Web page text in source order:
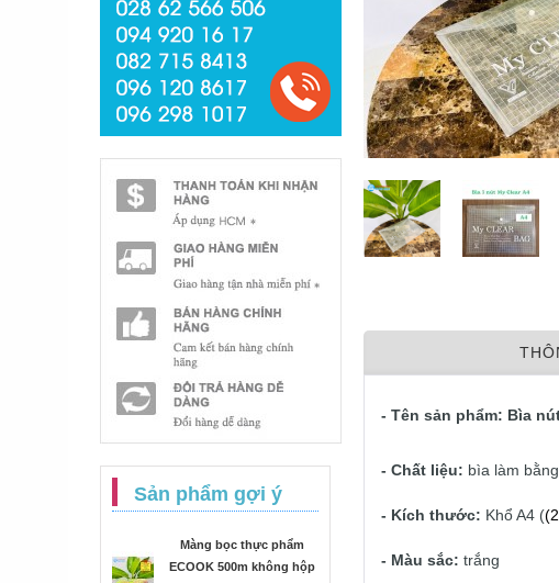
Sản phẩm gợi ý
Màng bọc thực phẩm
ECOOK 500m không hộp
- Tên sản phẩm: Bìa
- Chất liệu: bìa làm bằng
- Kích thước: Khổ A4 (
- Màu sắc: trắng